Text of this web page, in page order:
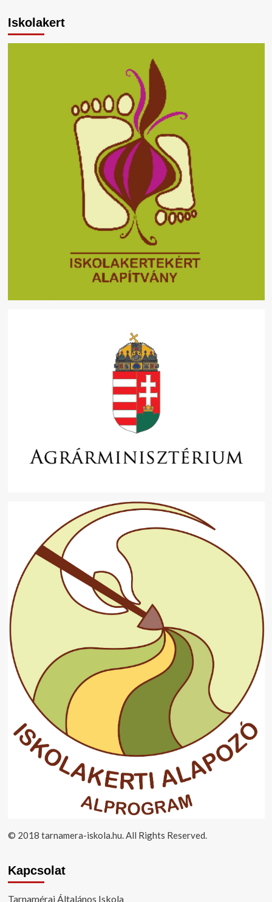
Iskolakert
© 2018 tarnamera-iskola.hu. All Rights Reserved.
Kapcsolat
Tarnamérai Általános Iskola